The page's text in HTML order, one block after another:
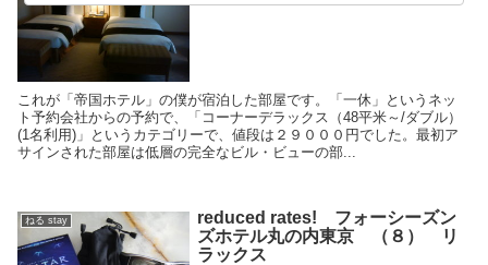
これが「帝国ホテル」の僕が宿泊した部屋です。「一休」というネッ
ト予約会社からの予約で、「コーナーデラックス（48平米～/ダブル）
(1名利用)」というカテゴリーで、値段は２９０００円でした。最初ア
サインされた部屋は低層の完全なビル・ビューの部...
ねる stay
reduced rates! フォーシーズン
ズホテル丸の内東京 （８） リ
ラックス